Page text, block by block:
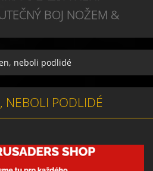
BOJ NOŽEM &
neboli podlidé
NEBOLI PODLIDÉ